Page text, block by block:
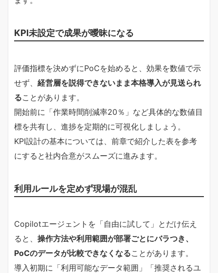
KPI未設定で成果が曖昧になる
評価指標を決めずにPoCを始めると、効果を数値で示
せず、 経営層を説得できないまま本格導入が見送られ
ることがあります。
開始前に「作業時間削減率20％」など具体的な数値目
標を共有し、進捗を定期的に可視化しましょう。
KPI設計の基本については、前章で紹介した表を参考
にすると社内合意がスムーズに進みます。
利用ルールを定めず現場が混乱
Copilotエージェントを「自由に試して」とだけ伝え
ると、 操作方法や利用範囲が部署ごとにバラつき、
PoCのデータが比較できなくなることがあります。
導入初期に「利用可能なデータ範囲」「推奨されるユ